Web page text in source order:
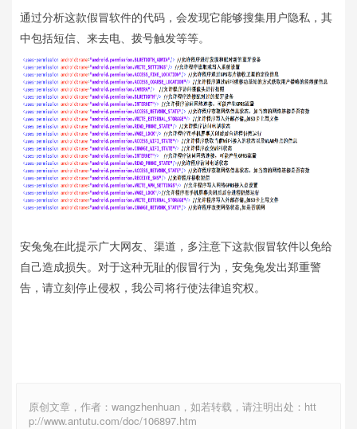
通过分析这款假冒软件的代码，会发现它能够搜集用户隐私，其
中包括短信、来去电、拨号触发等等。
安兔兔在此提示广大网友、渠道，多注意下这款假冒软件以免给
自己造成损失。对于这种无耻的假冒行为，安兔兔发出郑重警
告，请立刻停止侵权，我公司将行使法律追究权。
原创文章，作者：wangzhenhuan，如若转载，请注明出处：htt
p://www.antutu.com/doc/106897.htm